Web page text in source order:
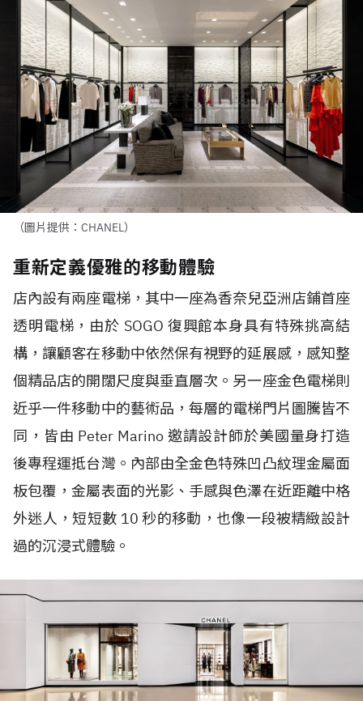
（圖片提供：CHANEL）
重新定義優雅的移動體驗
店內設有兩座電梯，其中一座為香奈兒亞洲店鋪首座
透明電梯，由於 SOGO 復興館本身具有特殊挑高結
構，讓顧客在移動中依然保有視野的延展感，感知整
個精品店的開闊尺度與垂直層次。另一座金色電梯則
近乎一件移動中的藝術品，每層的電梯門片圖騰皆不
同，皆由 Peter Marino 邀請設計師於美國量身打造
後專程運抵台灣。內部由全金色特殊凹凸紋理金屬面
板包覆，金屬表面的光影、手感與色澤在近距離中格
外迷人，短短數 10 秒的移動，也像一段被精緻設計
過的沉浸式體驗。